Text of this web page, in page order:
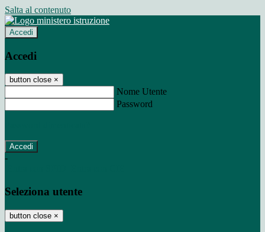
Salta al contenuto
Accedi
Accedi
button close ×
Nome Utente
Password
-
Seleziona utente
button close ×